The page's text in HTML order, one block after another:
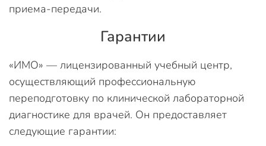
приема-передачи.
Гарантии
«ИМО» — лицензированный учебный центр,
осуществляющий профессиональную
переподготовку по клинической лабораторной
диагностике для врачей. Он предоставляет
следующие гарантии: